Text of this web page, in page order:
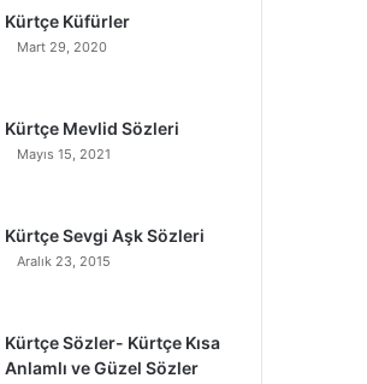
Kürtçe Küfürler
Mart 29, 2020
Kürtçe Mevlid Sözleri
Mayıs 15, 2021
Kürtçe Sevgi Aşk Sözleri
Aralık 23, 2015
Kürtçe Sözler- Kürtçe Kısa
Anlamlı ve Güzel Sözler